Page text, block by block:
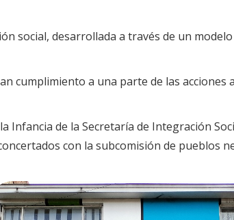
social, desarrollada a través de un
cumplimiento a una parte de las
Infancia de la Secretaría de Integración
con la subcomisión de pueblos